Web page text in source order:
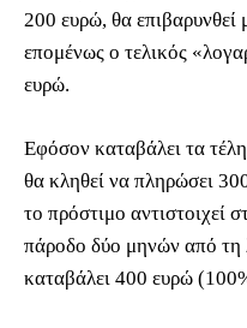
200 ευρώ, θα επιβαρυνθεί
επομένως ο τελικός
ευρώ.
Εφόσον καταβάλει τα
θα κληθεί να πληρώσει
το πρόστιμο αντιστοιχεί
πάροδο δύο μηνών από τη
καταβάλει 400 ευρώ